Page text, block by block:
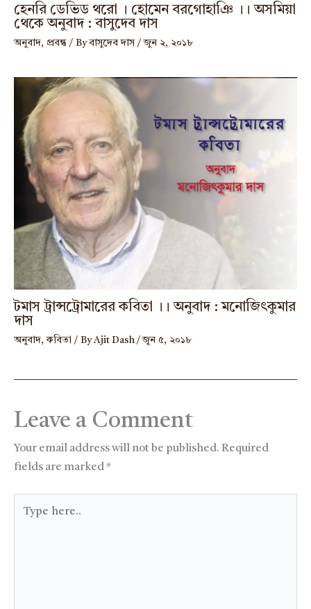
হেনরি ডেভিড থরো । হোমেন বরগোহাঞি ।। অসমিয়া
থেকে অনুবাদ : বাসুদেব দাস
অনুবাদ, প্রবন্ধ / Byবাসুদেব দাস /জুন ২, ২০১৮
টমাস ট্রান্সট্রোমারের কবিতা ।। অনুবাদ : মনোজিৎকুমার
দাস
অনুবাদ,কবিতা / ByAjit Dash /জুন ৫, ২০১৮
Leave a Comment
Your email address will not be published. Required
fields are marked*
here..